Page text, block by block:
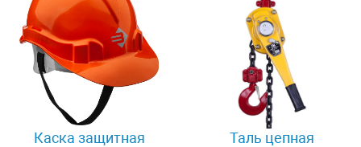
Каска защитная
Таль цепная